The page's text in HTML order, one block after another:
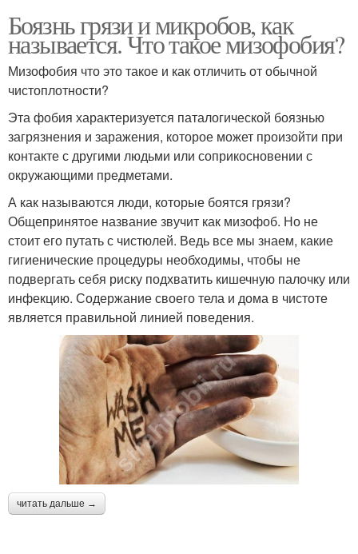
Боязнь грязи и микробов, как
называется. Что такое мизофобия?
Мизофобия что это такое и как отличить от обычной
чистоплотности?
Эта фобия характеризуется паталогической боязнью
загрязнения и заражения, которое может произойти при
контакте с другими людьми или соприкосновении с
окружающими предметами.
А как называются люди, которые боятся грязи?
Общепринятое название звучит как мизофоб. Но не
стоит его путать с чистюлей. Ведь все мы знаем, какие
гигиенические процедуры необходимы, чтобы не
подвергать себя риску подхватить кишечную палочку или
инфекцию. Содержание своего тела и дома в чистоте
является правильной линией поведения.
читать дальше →